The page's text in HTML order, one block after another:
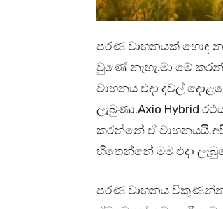
පරණ වාහනයක් හොඳ
වුණේ නැහැ.මා මේ
වාහනය එදා දවල්
ලැබුණා.Axio Hybrid
කරන්නේ ඒ
හිතෙන්නේ මම එදා
පරණ වාහනය විකුණන්න